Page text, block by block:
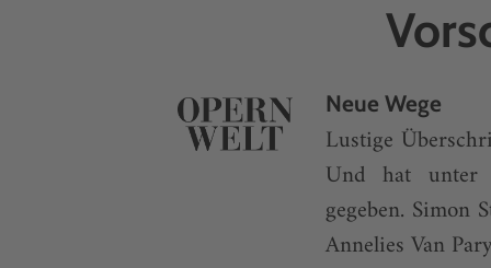
Neue Wege
Lustige
Und hat unter
gegeben. Simon
Annelies Van